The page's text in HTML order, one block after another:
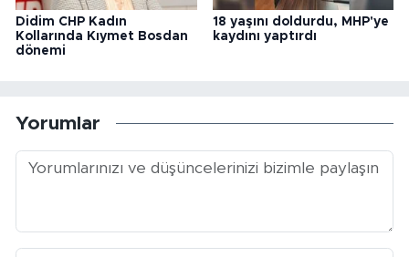
Didim CHP Kadın
Kollarında Kıymet Bosdan
dönemi
18 yaşını doldurdu, MHP'ye
kaydını yaptırdı
Yorumlar